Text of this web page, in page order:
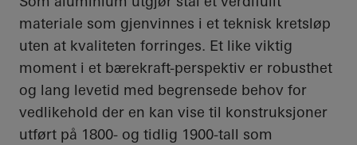
materiale som gjenvinnes i et teknisk kretsløp
uten at kvaliteten forringes. Et like viktig
moment i et bærekraft-perspektiv er robusthet
og lang levetid med begrensede behov for
vedlikehold der en kan vise til konstruksjoner
utført på 1800- og tidlig 1900-tall som